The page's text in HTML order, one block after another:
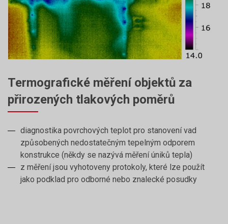
Termografické měření objektů za
přirozených tlakových poměrů
diagnostika povrchových teplot pro stanovení vad
způsobených nedostatečným tepelným odporem
konstrukce (někdy se nazývá měření úniků tepla)
z měření jsou vyhotoveny protokoly, které lze použít
jako podklad pro odborné nebo znalecké posudky